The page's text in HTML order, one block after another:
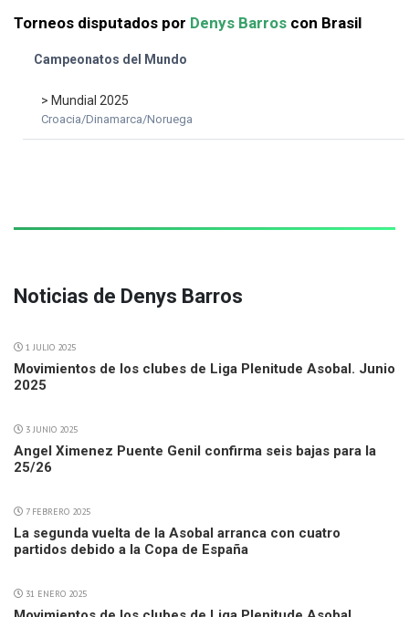
Torneos disputados por Denys Barros con Brasil
Campeonatos del Mundo
> Mundial 2025
Croacia/Dinamarca/Noruega
Noticias de Denys Barros
1 JULIO 2025
Movimientos de los clubes de Liga Plenitude Asobal. Junio
2025
3 JUNIO 2025
Angel Ximenez Puente Genil confirma seis bajas para la
25/26
7 FEBRERO 2025
La segunda vuelta de la Asobal arranca con cuatro
partidos debido a la Copa de España
31 ENERO 2025